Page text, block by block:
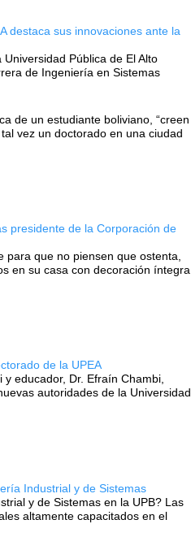
destaca sus innovaciones ante la
Pública de El Alto
de Ingeniería en Sistemas
de un estudiante boliviano, “creen
vez un doctorado en una ciudad
presidente de la Corporación de
para que no piensen que ostenta,
en su casa con decoración íntegra
de la UPEA
y educador, Dr. Efraín Chambi,
autoridades de la Universidad
Industrial y de Sistemas
y de Sistemas en la UPB? Las
altamente capacitados en el